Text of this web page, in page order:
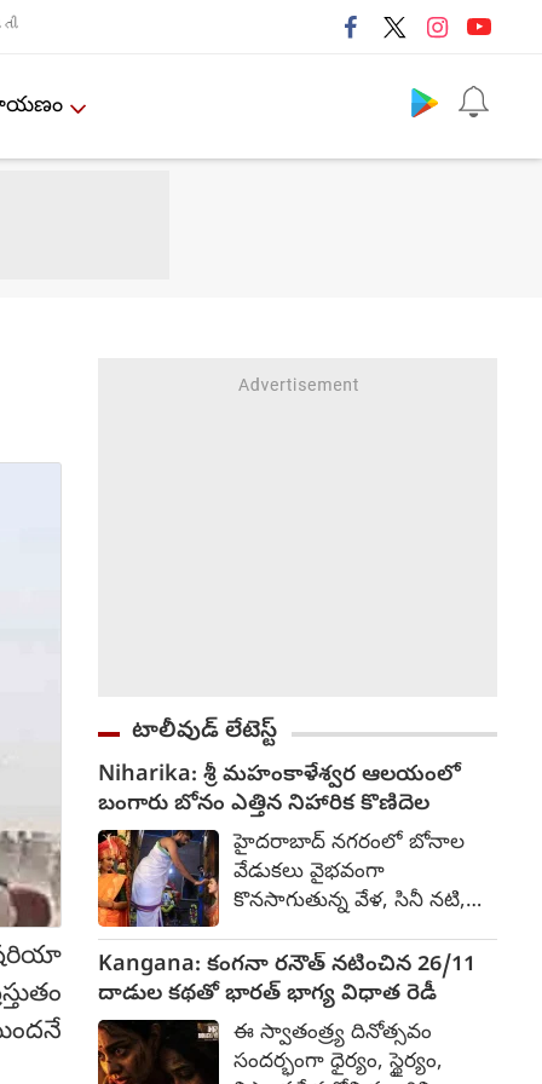
షరియా
టాలీవుడ్ లేటెస్ట్
Niharika: శ్రీ మహంకాళేశ్వర ఆలయంలో
బంగారు బోనం ఎత్తిన నిహారిక కొణిదెల
హైదరాబాద్ నగరంలో బోనాల
వేడుకలు వైభవంగా
కొనసాగుతున్న వేళ, సినీ నటి,
మీరాలం మండిలోని శ్రీ
మహంకాళేశ్వర దేవాలయంలో
అమ్మవారికి బంగారు బోనం ఎత్తి
ప్రత్యేక పూజలు నిర్వహించారు.
ఆలయ అర్చకులు ఆమెకు
Kangana: కంగనా రనౌత్ నటించిన 26/11
దాడుల కథతో భారత్ భాగ్య విధాత రెడీ
ఈ స్వాతంత్ర్య దినోత్సవం
సందర్భంగా ధైర్యం, స్థైర్యం,